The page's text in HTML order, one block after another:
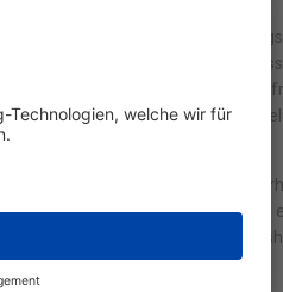
also ob der 2-Jahres-
bis zu 5 Jahren
dass auch unter 5 Jahre
mit der 5-Jahres-
einige unserer Mandanten
verlangen. Auch hier
da Rechtsanwälte
Besonderheiten.